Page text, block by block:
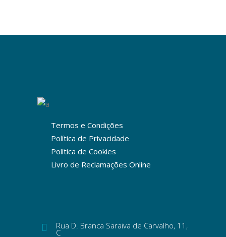
Termos e Condições
Política de Privacidade
Política de Cookies
Livro de Reclamações Online
Rua D. Branca Saraiva de Carvalho, 11,
C